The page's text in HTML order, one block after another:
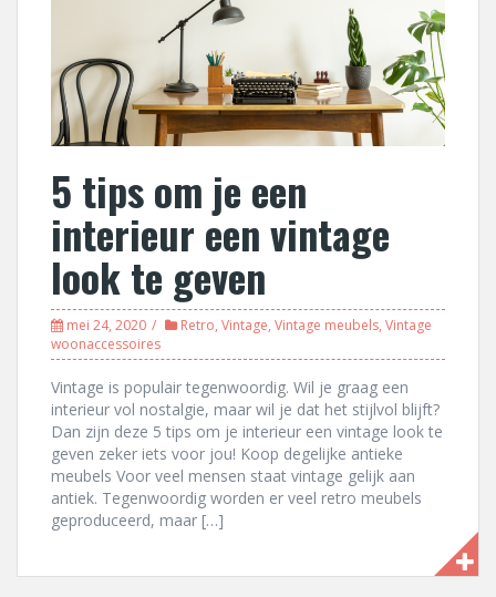
5 tips om je een
interieur een vintage
look te geven
mei 24, 2020 Retro, Vintage, Vintage meubels, Vintage
woonaccessoires
Vintage is populair tegenwoordig. Wil je graag een
interieur vol nostalgie, maar wil je dat het stijlvol blijft?
Dan zijn deze 5 tips om je interieur een vintage look te
geven zeker iets voor jou! Koop degelijke antieke
meubels Voor veel mensen staat vintage gelijk aan
antiek. Tegenwoordig worden er veel retro meubels
geproduceerd, maar […]